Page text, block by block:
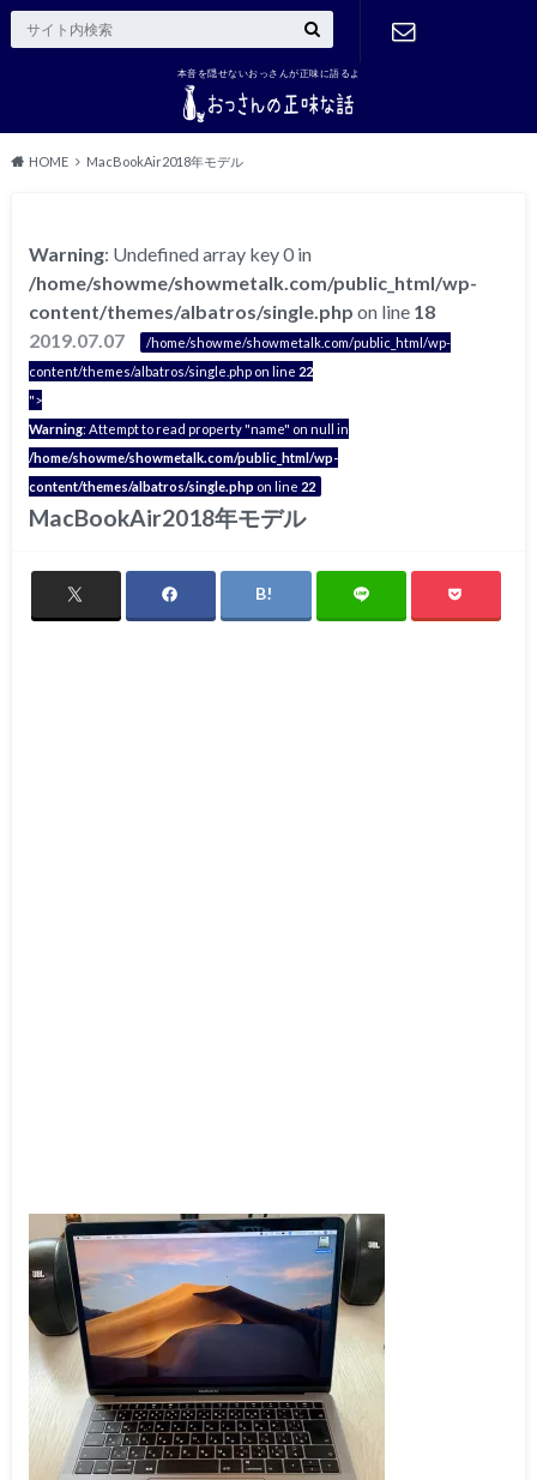
本音を隠せないおっさんが正味に語るよ
HOME MacBookAir2018年モデル
Warning: Undefined array key 0 in
/home/showme/showmetalk.com/public_html/wp-
content/themes/albatros/single.php on line 18
2019.07.07
/home/showme/showmetalk.com/public_html/wp-
content/themes/albatros/single.php on line 22
">
Warning: Attempt to read property "name" on null in
/home/showme/showmetalk.com/public_html/wp-
content/themes/albatros/single.php on line 22
MacBookAir2018年モデル